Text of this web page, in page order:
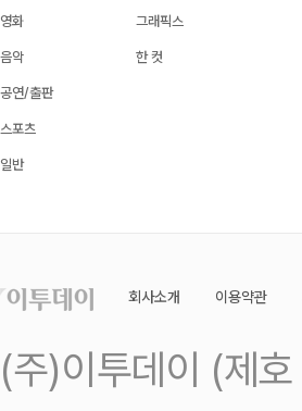
영화
음악
공연/출판
스포츠
일반
그래픽스
한 컷
회사소개 이용약관
(주)이투데이 (제